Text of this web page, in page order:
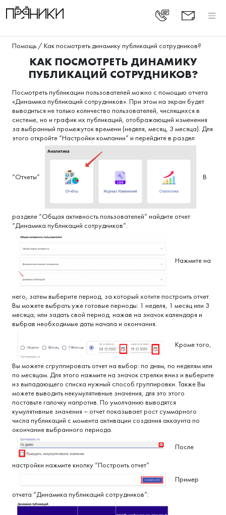
Помощь / Как посмотреть динамику публикаций сотрудников?
КАК ПОСМОТРЕТЬ ДИНАМИКУ
ПУБЛИКАЦИЙ СОТРУДНИКОВ?
Посмотреть публикации пользователей можно с помощью отчета
«Динамика публикаций сотрудников». При этом на экран будет
выводиться не только количество пользователей, числящихся в
системе, но и график их публикаций, отображающий изменения
за выбранный промежуток времени (неделя, месяц, 3 месяца). Для
этого откройте “Настройки компании” и перейдите в раздел
“Отчеты” В
разделе “Общая активность пользователей” найдите отчет
“Динамика публикаций сотрудников”.
Нажмите на
него, затем выберите период, за который хотите построить отчет.
Вы можете выбрать уже готовые периоды: 1 неделя, 1 месяц или 3
месяца; или задать свой период, нажав на значок календаря и
выбрав необходимые даты начала и окончания.
Кроме того,
Вы можете сгруппировать отчет на выбор: по дням, по неделям или
по месяцам. Для этого нажмите на значок стрелки вниз и выберите
из выпадающего списка нужный способ группировки. Также Вы
можете выводить некумулятивные значения, для это этого
поставьте галочку напротив. По умолчанию выводятся
кумулятивные значения – отчет показывает рост суммарного
числа публикаций с момента активации создания аккаунта по
окончание выбранного периода.
После
настройки нажмите кнопку “Построить отчет”
Пример
отчета “Динамика публикаций сотрудников”: